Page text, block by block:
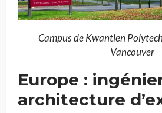
Campus de Kwantlen
Vancouver
Europe :
architecture